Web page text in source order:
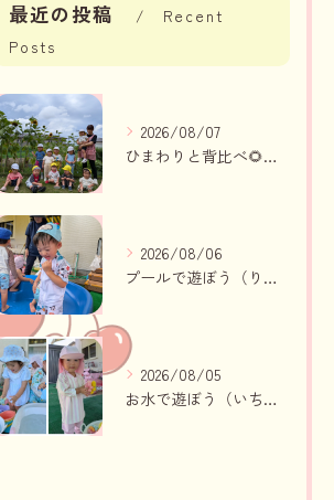
最近の投稿
Recent
Posts
2026/08/07
ひまわりと背比べ🌻（りんご組、いちご組）
2026/08/06
プールで遊ぼう（りんご組、いちご組）
2026/08/05
お水で遊ぼう（いちご組・りんご組）